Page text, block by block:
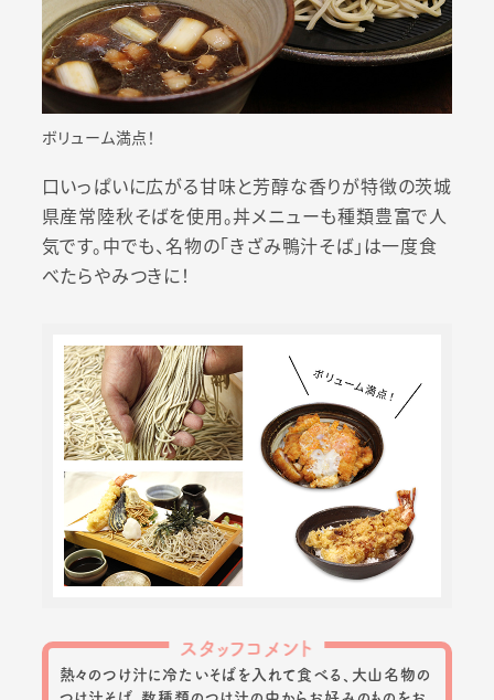
ボリューム満点！
口いっぱいに広がる甘味と芳醇な香りが特徴の茨城
県産常陸秋そばを使用。丼メニューも種類豊富で人
気です。中でも、名物の「きざみ鴨汁そば」は一度食
べたらやみつきに！
スタッフコメント
熱々のつけ汁に冷たいそばを入れて食べる、大山名物の